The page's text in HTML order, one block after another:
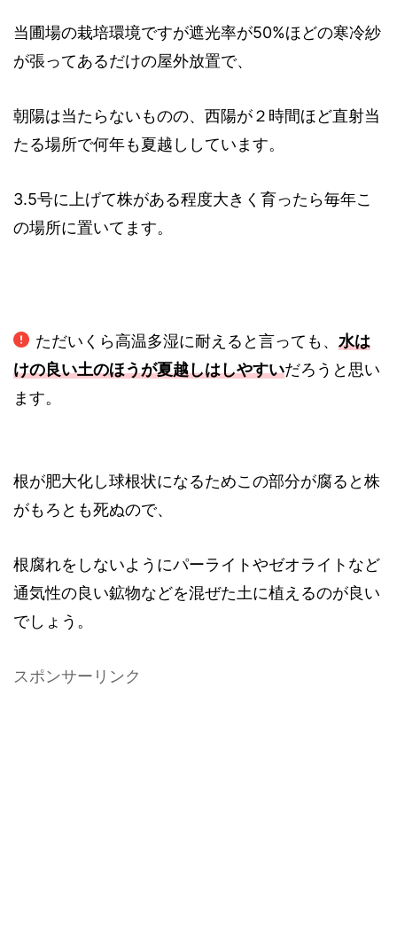
当圃場の栽培環境ですが遮光率が50%ほどの寒冷紗
が張ってあるだけの屋外放置で、
朝陽は当たらないものの、西陽が２時間ほど直射当
たる場所で何年も夏越ししています。
3.5号に上げて株がある程度大きく育ったら毎年こ
の場所に置いてます。
ただいくら高温多湿に耐えると言っても、 水は
けの良い土のほうが夏越しはしやすいだろうと思い
ます。
根が肥大化し球根状になるためこの部分が腐ると株
がもろとも死ぬので、
根腐れをしないようにパーライトやゼオライトなど
通気性の良い鉱物などを混ぜた土に植えるのが良い
でしょう。
スポンサーリンク